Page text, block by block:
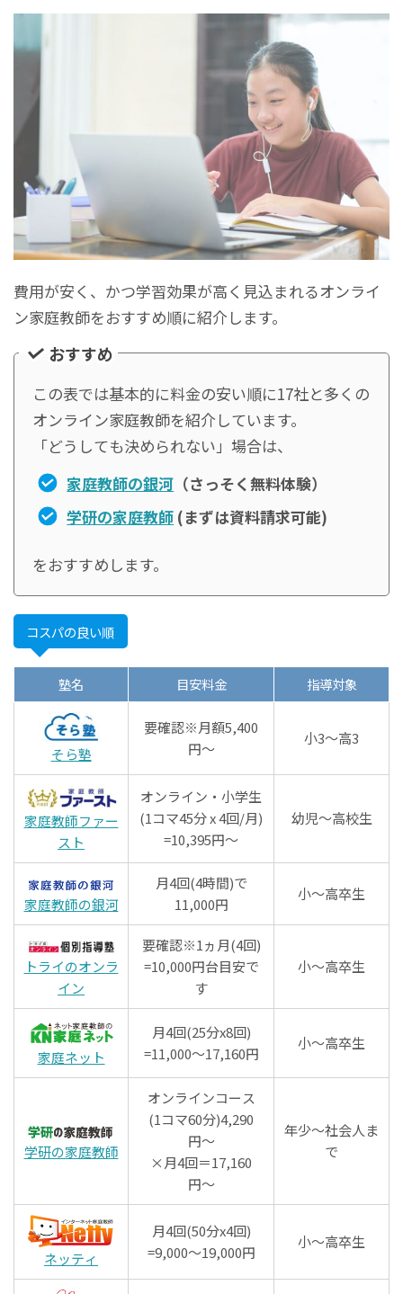
費用が安く、かつ学習効果が高く見込まれるオンライ
ン家庭教師をおすすめ順に紹介します。
おすすめ
この表では基本的に料金の安い順に17社と多くの
オンライン家庭教師を紹介しています。
「どうしても決められない」場合は、
家庭教師の銀河 （さっそく無料体験）
学研の家庭教師 (まずは資料請求可能)
をおすすめします。
コスパの良い順
塾名 目安料金 指導対象
そら塾
要確認※月額5,400
円～
小3～高3
家庭教師ファー
スト
オンライン・小学生
(1コマ45分 x 4回/月)
=10,395円～
幼児～高校生
家庭教師の銀河
月4回(4時間)で
11,000円
小～高卒生
トライのオンラ
イン
要確認※1ヵ月(4回)
=10,000円台目安で
す
小～高卒生
家庭ネット
月4回(25分x8回)
=11,000～17,160円
小～高卒生
学研の家庭教師
オンラインコース
(1コマ60分)4,290
円〜
×月4回＝17,160
円〜
年少〜社会人ま
で
ネッティ
月4回(50分x4回)
=9,000～19,000円
小～高卒生